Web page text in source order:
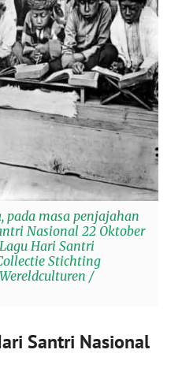
pada masa penjajahan
Nasional 22 Oktober
Hari Santri
Stichting
/
Santri Nasional